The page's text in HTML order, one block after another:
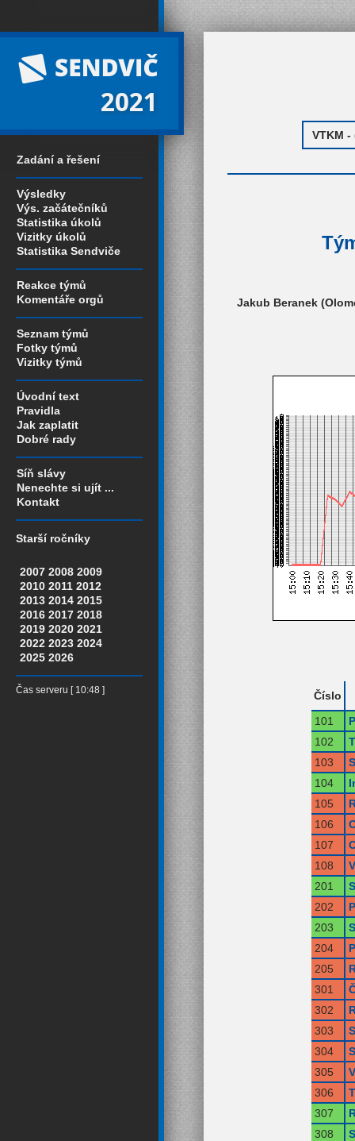
2021
Zadání a řešení
Výsledky
Výs. začátečníků
Statistika úkolů
Vizitky úkolů
Statistika Sendviče
Reakce týmů
Komentáře orgů
Seznam týmů
Fotky týmů
Vizitky týmů
Úvodní text
Pravidla
Jak zaplatit
Dobré rady
Síň slávy
Nenechte si ujít ...
Kontakt
Starší ročníky
2007 2008 2009
2010 2011 2012
2013 2014 2015
2016 2017 2018
2019 2020 2021
2022 2023 2024
2025 2026
Čas serveru [ 10:48 ]
Jakub Beranek
Číslo
101
102
103
104
105
106
107
108
201
202
203
204
205
301
302
303
304
305
306
307
308